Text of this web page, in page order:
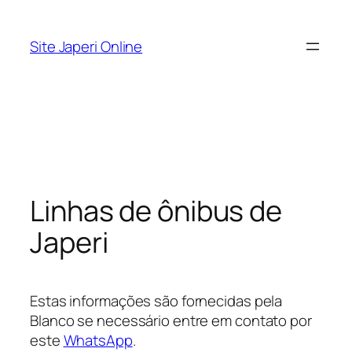
Site Japeri Online
Linhas de ônibus de
Japeri
Estas informações são fornecidas pela
Blanco se necessário entre em contato por
esteWhatsApp.